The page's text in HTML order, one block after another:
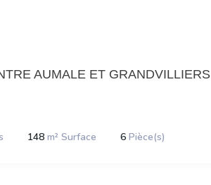
AUMALE ET GRANDVILLIERS
148 m² Surface 6 Pièce(s)